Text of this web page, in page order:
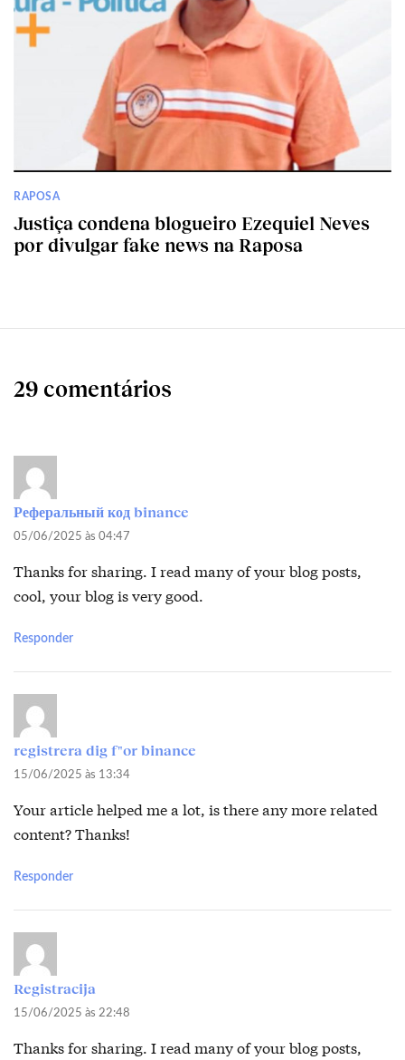
RAPOSA
Justiça condena blogueiro Ezequiel Neves
por divulgar fake news na Raposa
29 comentários
Реферальный код binance
05/06/2025 às 04:47
Thanks for sharing. I read many of your blog posts,
cool, your blog is very good.
Responder
registrera dig f"or binance
15/06/2025 às 13:34
Your article helped me a lot, is there any more related
content? Thanks!
Responder
Registracija
15/06/2025 às 22:48
Thanks for sharing. I read many of your blog posts,